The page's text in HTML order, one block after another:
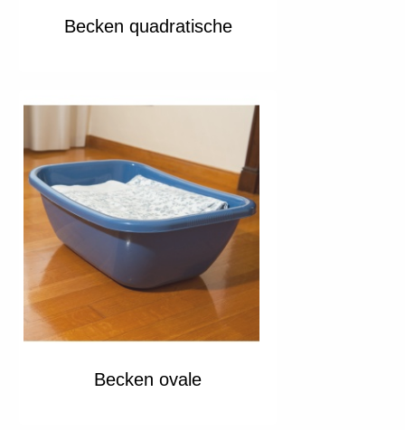
Becken quadratische
Becken ovale